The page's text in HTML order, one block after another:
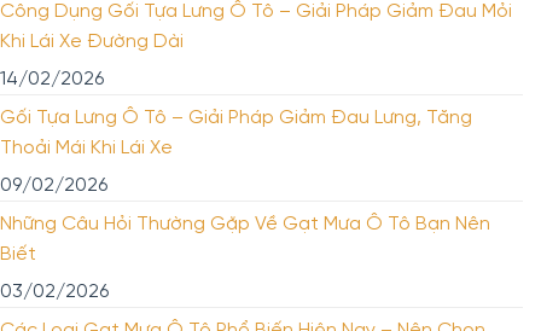
Công Dụng Gối Tựa Lưng Ô Tô – Giải Pháp Giảm Đau Mỏi
Khi Lái Xe Đường Dài
14/02/2026
Gối Tựa Lưng Ô Tô – Giải Pháp Giảm Đau Lưng, Tăng
Thoải Mái Khi Lái Xe
09/02/2026
Những Câu Hỏi Thường Gặp Về Gạt Mưa Ô Tô Bạn Nên
Biết
03/02/2026